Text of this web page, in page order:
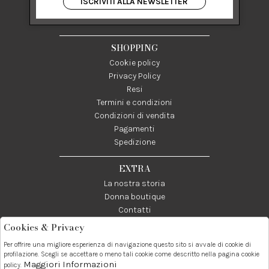
84122 Salerno Italia
P IVA 03024950655
SHOPPING
Cookie policy
Privacy Policy
Resi
Termini e condizioni
Condizioni di vendita
Pagamenti
Spedizione
EXTRA
La nostra storia
Donna boutique
Contatti
Telefono:
089237858
Whatsapp:
3338855601
Contatti:
info@donna1981.it
Cookies & Privacy
Per offrire una migliore esperienza di navigazione questo sito si avvale di cookie di
profilazione. Scegli se accettare o meno tali cookie come descritto nella pagina cookie
policy. Maggiori Informazioni